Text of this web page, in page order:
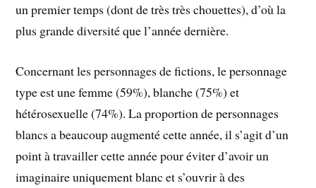
un premier temps (dont de très très chouettes), d’où la
plus grande diversité que l’année dernière.
Concernant les personnages de fictions, le personnage
type est une femme (59%), blanche (75%) et
hétérosexuelle (74%). La proportion de personnages
blancs a beaucoup augmenté cette année, il s’agit d’un
point à travailler cette année pour éviter d’avoir un
imaginaire uniquement blanc et s’ouvrir à des